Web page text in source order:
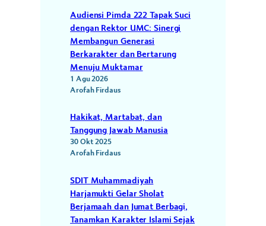
Audiensi Pimda 222 Tapak Suci
dengan Rektor UMC: Sinergi
Membangun Generasi
Berkarakter dan Bertarung
Menuju Muktamar
1 Agu 2026
Arofah Firdaus
Hakikat, Martabat, dan
Tanggung Jawab Manusia
30 Okt 2025
Arofah Firdaus
SDIT Muhammadiyah
Harjamukti Gelar Sholat
Berjamaah dan Jumat Berbagi,
Tanamkan Karakter Islami Sejak